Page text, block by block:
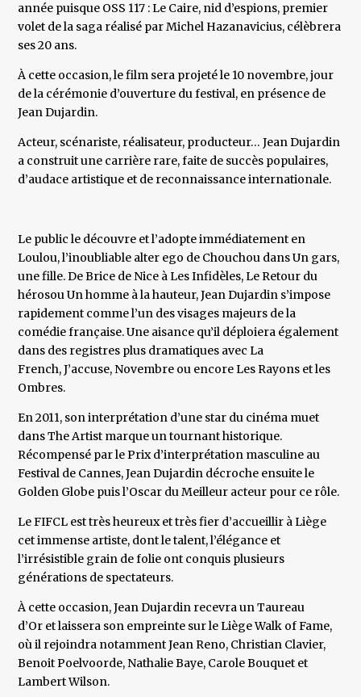
année puisque OSS 117 : Le Caire, nid d’espions, premier
volet de la saga réalisé par Michel Hazanavicius, célèbrera
ses 20 ans.
À cette occasion, le film sera projeté le 10 novembre, jour
de la cérémonie d’ouverture du festival, en présence de
Jean Dujardin.
Acteur, scénariste, réalisateur, producteur… Jean Dujardin
a construit une carrière rare, faite de succès populaires,
d’audace artistique et de reconnaissance internationale.
Le public le découvre et l’adopte immédiatement en
Loulou, l’inoubliable alter ego de Chouchou dans Un gars,
une fille. De Brice de Nice à Les Infidèles, Le Retour du
hérosou Un homme à la hauteur, Jean Dujardin s’impose
rapidement comme l’un des visages majeurs de la
comédie française. Une aisance qu’il déploiera également
dans des registres plus dramatiques avec La
French, J’accuse, Novembre ou encore Les Rayons et les
Ombres.
En 2011, son interprétation d’une star du cinéma muet
dans The Artist marque un tournant historique.
Récompensé par le Prix d’interprétation masculine au
Festival de Cannes, Jean Dujardin décroche ensuite le
Golden Globe puis l’Oscar du Meilleur acteur pour ce rôle.
Le FIFCL est très heureux et très fier d’accueillir à Liège
cet immense artiste, dont le talent, l’élégance et
l’irrésistible grain de folie ont conquis plusieurs
générations de spectateurs.
À cette occasion, Jean Dujardin recevra un Taureau
d’Or et laissera son empreinte sur le Liège Walk of Fame,
où il rejoindra notamment Jean Reno, Christian Clavier,
Benoit Poelvoorde, Nathalie Baye, Carole Bouquet et
Lambert Wilson.